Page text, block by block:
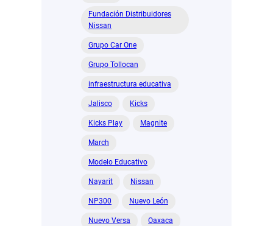
Fundación Distribuidores
Nissan
Grupo Car One
Grupo Tollocan
infraestructura educativa
Jalisco Kicks
Kicks Play Magnite
March
Modelo Educativo
Nayarit Nissan
NP300 Nuevo León
Nuevo Versa Oaxaca